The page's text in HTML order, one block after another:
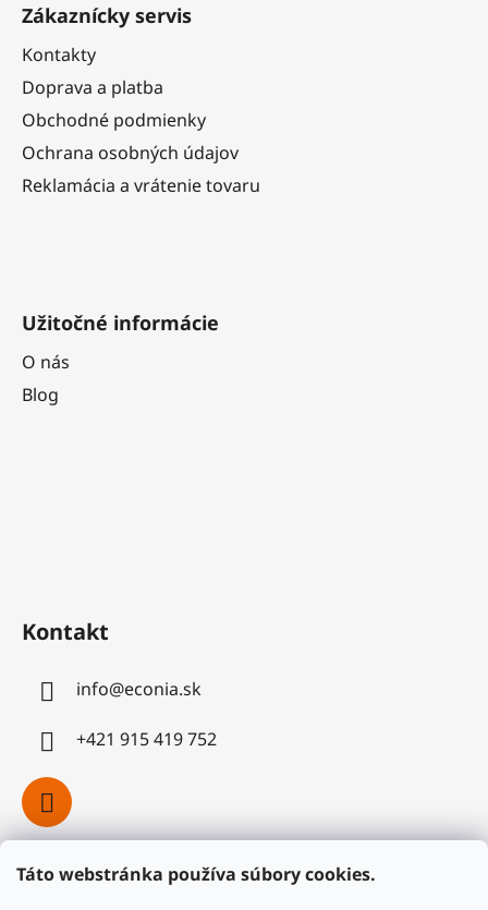
Táto webstránka používa súbory cookies.
Zákaznícky servis
Kontakty
Doprava a platba
Obchodné podmienky
Ochrana osobných údajov
Reklamácia a vrátenie tovaru
Užitočné informácie
O nás
Blog
Kontakt
info@econia.sk
+421 915 419 752
Facebook